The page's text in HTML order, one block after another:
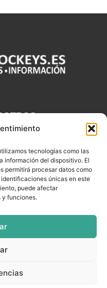
tecnologías como las
información del dispositivo. El
permitirá procesar datos como
únicas en este
puede afectar
y funciones.
novedades, tecnologías y
a ser un mejor Djs.
EVENTOS